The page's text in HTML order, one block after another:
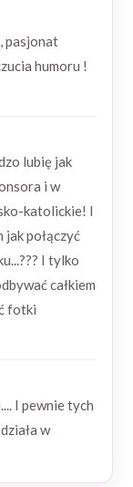
pasjonat
humoru !
lubię jak
i w
katolickie! I
połączyć
I tylko
całkiem
fotki
I pewnie tych
w